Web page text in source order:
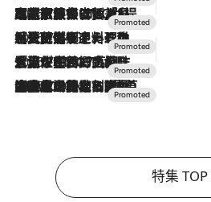
2026.7.31
【ホテル帰省】という選択肢をOMOが提案。家族とほどよい距離を保つには「昼は実家、夜は気兼ねなくホテルで！」
2026.7.24
【夏限定ディナーコース】旬を迎える稚鮎や花ズッキーニなどをイタリア・トスカーナの郷土料理の手法で満喫！
2026.7.17
「土佐和ハーブかき氷」がOMO7高知に登場！生姜、山椒、大葉など目にも舌にも涼を呼ぶ郷土の味
2026.7.10
NEW OPEN！【界 草津】名湯の地に誕生。趣の異なる2種の温泉と上州ならではの会席・蕎麦割烹など美食を味わう究極の癒やし旅
特集 TOP